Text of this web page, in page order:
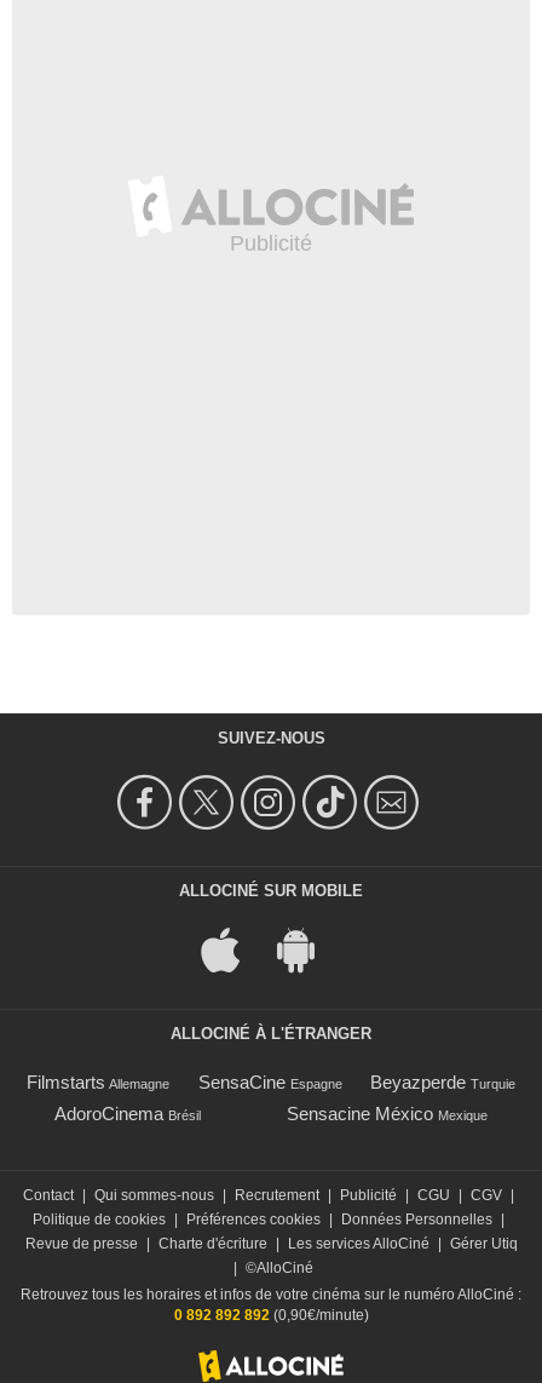
SUIVEZ-NOUS
ALLOCINÉ SUR MOBILE
ALLOCINÉ À L'ÉTRANGER
Filmstarts Allemagne SensaCine Espagne Beyazperde Turquie
AdoroCinema Brésil Sensacine México Mexique
Contact | Qui sommes-nous | Recrutement | Publicité | CGU | CGV |
Politique de cookies | Préférences cookies | Données Personnelles |
Revue de presse
| Charte d'écriture | Les services AlloCiné | Gérer Utiq
| ©AlloCiné
Retrouvez tous les horaires et infos de votre cinéma sur le numéro AlloCiné :
0 892 892 892 (0,90€/minute)